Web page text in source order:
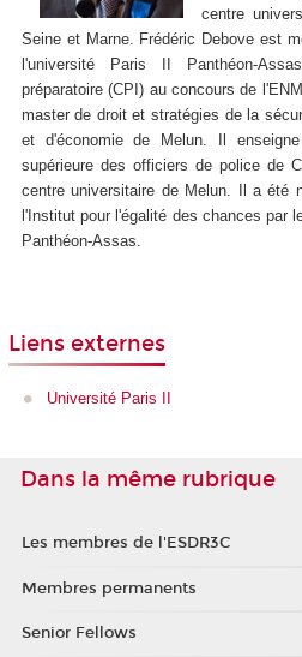
centre
Seine et Marne. Frédéric Debove est
l'université Paris II Panthéon-
préparatoire (CPI) au concours de
master de droit et stratégies de la
et d'économie de Melun. Il
supérieure des officiers de police de
centre universitaire de Melun. Il a été
l'Institut pour l'égalité des chances par
Panthéon-Assas.
Liens externes
Université Paris II
Dans la même rubrique
Les membres de l'ESDR3C
Membres permanents
Senior Fellows